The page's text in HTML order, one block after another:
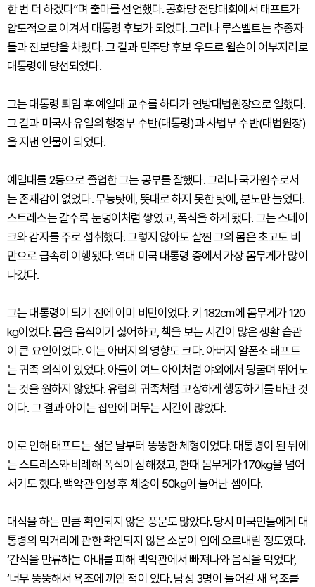
한 번 더 하겠다”며 출마를 선언했다. 공화당 전당대회에서 태프트가
압도적으로 이겨서 대통령 후보가 되었다. 그러나 루스벨트는 추종자
들과 진보당을 차렸다. 그 결과 민주당 후보 우드로 윌슨이 어부지리로
대통령에 당선되었다.
그는 대통령 퇴임 후 예일대 교수를 하다가 연방대법원장으로 일했다.
그 결과 미국사 유일의 행정부 수반(대통령)과 사법부 수반(대법원장)
을 지낸 인물이 되었다.
예일대를 2등으로 졸업한 그는 공부를 잘했다. 그러나 국가원수로서
는 존재감이 없었다. 무능탓에, 뜻대로 하지 못한 탓에, 분노만 늘었다.
스트레스는 갈수록 눈덩이처럼 쌓였고, 폭식을 하게 됐다. 그는 스테이
크와 감자를 주로 섭취했다. 그렇지 않아도 살찐 그의 몸은 초고도 비
만으로 급속히 이행됐다. 역대 미국 대통령 중에서 가장 몸무게가 많이
나갔다.
그는 대통령이 되기 전에 이미 비만이었다. 키 182cm에 몸무게가 120
kg이었다. 몸을 움직이기 싫어하고, 책을 보는 시간이 많은 생활 습관
이 큰 요인이었다. 이는 아버지의 영향도 크다. 아버지 알폰소 태프트
는 귀족 의식이 있었다. 아들이 여느 아이처럼 야외에서 뒹굴며 뛰어노
는 것을 원하지 않았다. 유럽의 귀족처럼 고상하게 행동하기를 바란 것
이다. 그 결과 아이는 집안에 머무는 시간이 많았다.
이로 인해 태프트는 젊은 날부터 뚱뚱한 체형이었다. 대통령이 된 뒤에
는 스트레스와 비례해 폭식이 심해졌고, 한때 몸무게가 170kg을 넘어
서기도 했다. 백악관 입성 후 체중이 50kg이 늘어난 셈이다.
대식을 하는 만큼 확인되지 않은 풍문도 많았다. 당시 미국인들에게 대
통령의 먹거리에 관한 확인되지 않은 소문이 입에 오르내릴 정도였다.
‘간식을 만류하는 아내를 피해 백악관에서 빠져나와 음식을 먹었다’,
‘너무 뚱뚱해서 욕조에 끼인 적이 있다. 남성 3명이 들어갈 새 욕조를